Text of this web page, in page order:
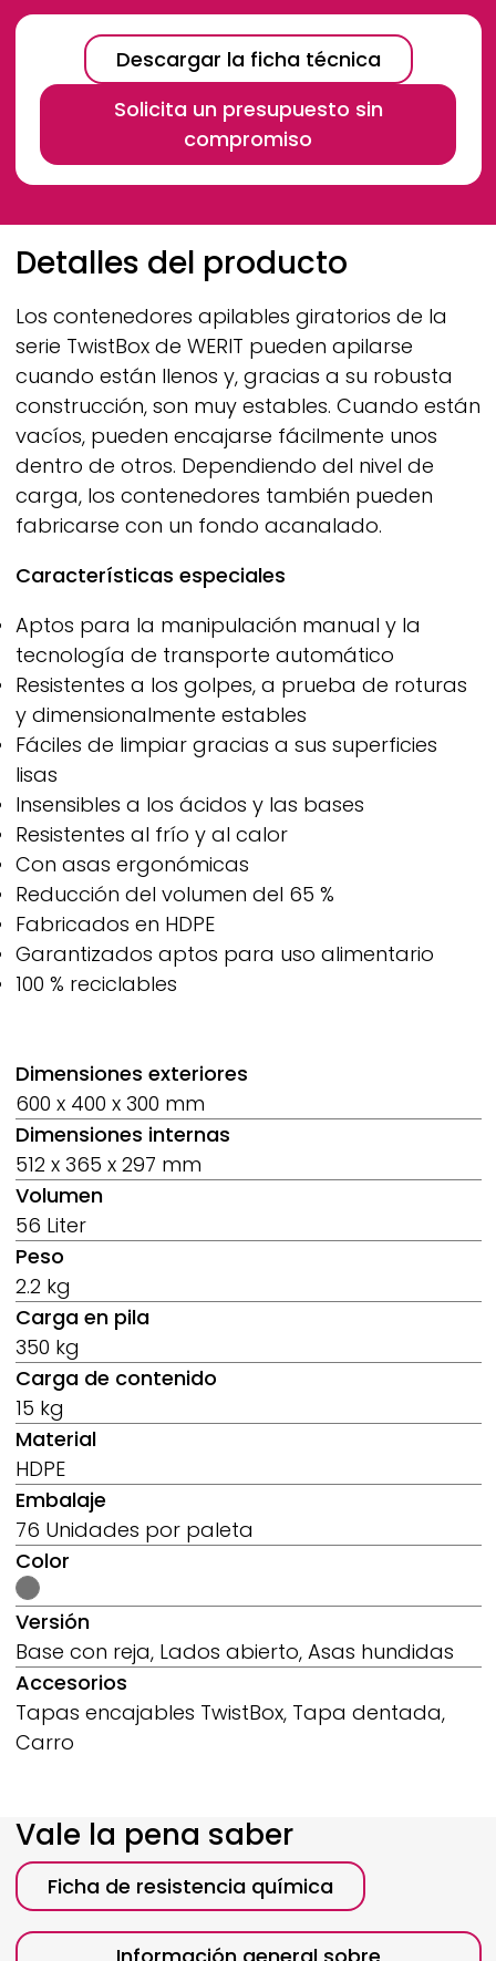
Descargar la ficha técnica
Solicita un presupuesto sin
compromiso
Breadcrumb
Detalles del producto
Los contenedores apilables giratorios de la
serie TwistBox de WERIT pueden apilarse
cuando están llenos y, gracias a su robusta
construcción, son muy estables. Cuando están
vacíos, pueden encajarse fácilmente unos
dentro de otros. Dependiendo del nivel de
carga, los contenedores también pueden
fabricarse con un fondo acanalado.
Características especiales
Aptos para la manipulación manual y la
tecnología de transporte automático
Resistentes a los golpes, a prueba de roturas
y dimensionalmente estables
Fáciles de limpiar gracias a sus superficies
lisas
Insensibles a los ácidos y las bases
Resistentes al frío y al calor
Con asas ergonómicas
Reducción del volumen del 65 %
Fabricados en HDPE
Garantizados aptos para uso alimentario
100 % reciclables
Dimensiones exteriores
600 x 400 x 300 mm
Dimensiones internas
512 x 365 x 297 mm
Volumen
56 Liter
Peso
2.2 kg
Carga en pila
350 kg
Carga de contenido
15 kg
Material
HDPE
Embalaje
76 Unidades por paleta
Color
Versión
Base con reja, Lados abierto, Asas hundidas
Accesorios
Tapas encajables TwistBox, Tapa dentada,
Carro
Vale la pena saber
Ficha de resistencia química